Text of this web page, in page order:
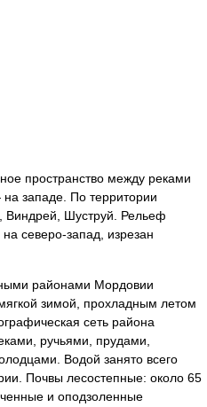
пространство между реками
западе. По территории
, Виндрей, Шуструй. Рельеф
северо-запад, изрезан
районами Мордовии
зимой, прохладным летом
сеть района
ручьями, прудами,
Водой занято всего
Почвы лесостепные: около 65
и оподзоленные